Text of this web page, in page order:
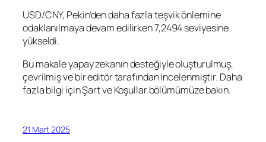
USD/CNY, Pekin’den daha fazla teşvik önlemine
odaklanılmaya devam edilirken 7,2494 seviyesine
yükseldi.
Bu makale yapay zekanın desteğiyle oluşturulmuş,
çevrilmiş ve bir editör tarafından incelenmiştir. Daha
fazla bilgi için Şart ve Koşullar bölümümüze bakın.
21 Mart 2025